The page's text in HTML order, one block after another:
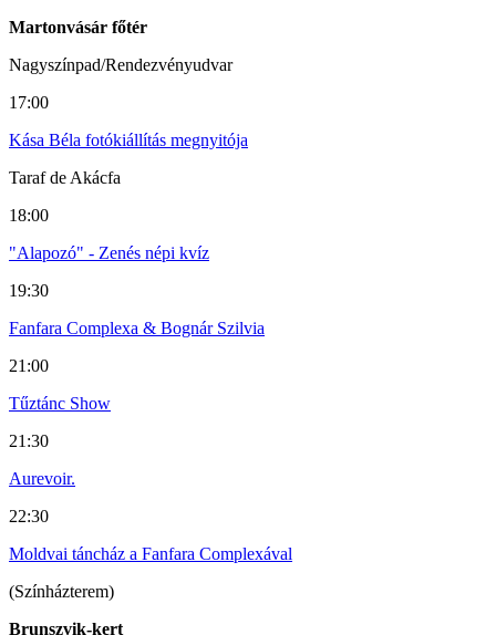
Martonvásár főtér
Nagyszínpad/Rendezvényudvar
17:00
Kása Béla fotókiállítás megnyitója
Taraf de Akácfa
18:00
"Alapozó" - Zenés népi kvíz
19:30
Fanfara Complexa & Bognár Szilvia
21:00
Tűztánc Show
21:30
Aurevoir.
22:30
Moldvai táncház a Fanfara Complexával
(Színházterem)
Brunszvik-kert